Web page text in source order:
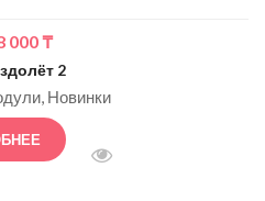
000₸
2
Новинки